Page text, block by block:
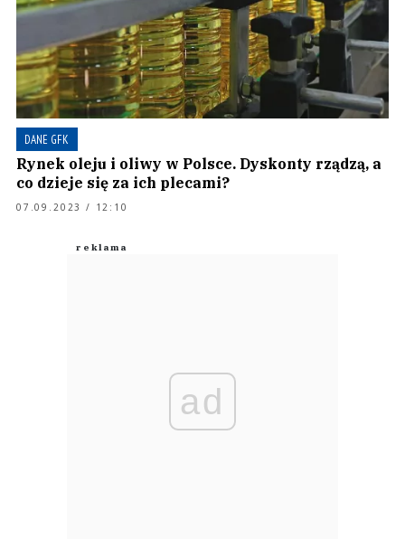
DANE GFK
Rynek oleju i oliwy w Polsce. Dyskonty rządzą, a
co dzieje się za ich plecami?
07.09.2023 / 12:10
ad